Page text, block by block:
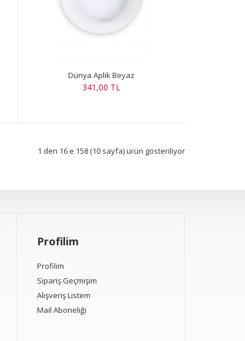
Dünya Aplik Beyaz
341,00 TL
1 den 16 e 158 (10 sayfa) ürün gösteriliyor
Profilim
Profilim
Sipariş Geçmişim
Alışveriş Listem
Mail Aboneliği